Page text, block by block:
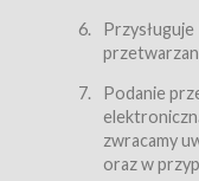
(Dz.U. z
Podanie
zwracamy
oraz w